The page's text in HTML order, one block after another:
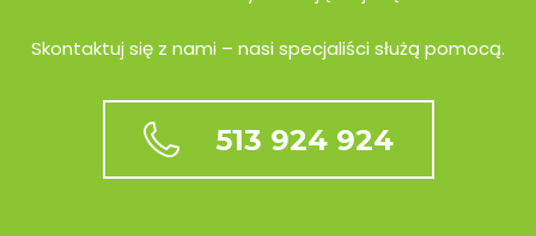
Skontaktuj się z nami – nasi specjaliści służą pomocą.
513 924 924